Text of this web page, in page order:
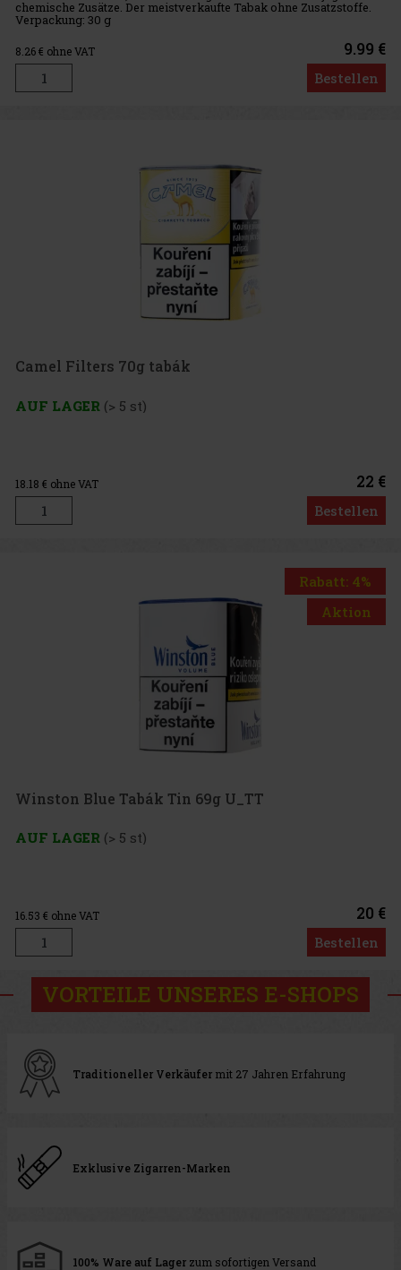
chemische Zusätze. Der meistverkaufte Tabak ohne Zusatzstoffe.
Verpackung: 30 g
8.26€ ohne VAT 9.99 €
Bestellen
Camel Filters 70g tabák
AUF LAGER (> 5 st)
18.18 € ohne VAT 22 €
Bestellen
Rabatt: 4%
Aktion
Winston Blue Tabák Tin 69g U_TT
AUF LAGER (> 5 st)
16.53 € ohne VAT 20 €
Bestellen
VORTEILE UNSERES E-SHOPS
Traditioneller Verkäufer mit 27 Jahren Erfahrung
Exklusive Zigarren-Marken
100% Ware auf Lager zum sofortigen Versand